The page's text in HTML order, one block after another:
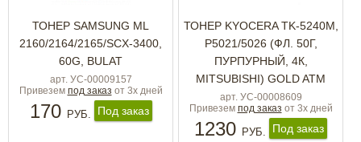
ТОНЕР SAMSUNG ML
2160/2164/2165/SCX-3400,
60G, BULAT
арт. УС-00009157
Привезем под заказ от 3х дней
170 РУБ. Под заказ
ТОНЕР KYOCERA TK-5240М,
P5021/5026 (ФЛ. 50Г,
ПУРПУРНЫЙ, 4К,
MITSUBISHI) GOLD ATM
арт. УС-00008609
Привезем под заказ от 3х дней
1230 РУБ. Под заказ